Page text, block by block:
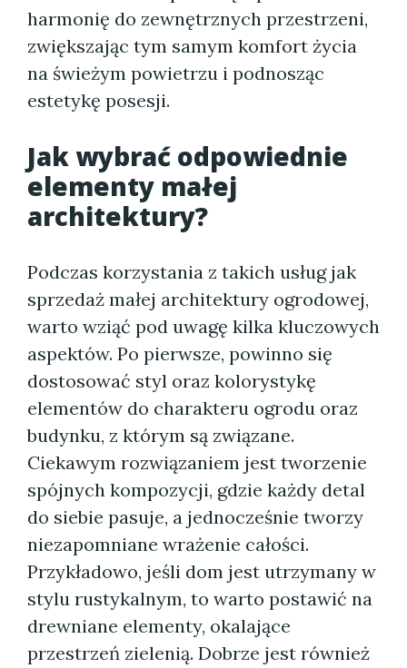
harmonię do zewnętrznych przestrzeni,
zwiększając tym samym komfort życia
na świeżym powietrzu i podnosząc
estetykę posesji.
Jak wybrać odpowiednie
elementy małej
architektury?
Podczas korzystania z takich usług jak
sprzedaż małej architektury ogrodowej,
warto wziąć pod uwagę kilka kluczowych
aspektów. Po pierwsze, powinno się
dostosować styl oraz kolorystykę
elementów do charakteru ogrodu oraz
budynku, z którym są związane.
Ciekawym rozwiązaniem jest tworzenie
spójnych kompozycji, gdzie każdy detal
do siebie pasuje, a jednocześnie tworzy
niezapomniane wrażenie całości.
Przykładowo, jeśli dom jest utrzymany w
stylu rustykalnym, to warto postawić na
drewniane elementy, okalające
przestrzeń zielenią. Dobrze jest również